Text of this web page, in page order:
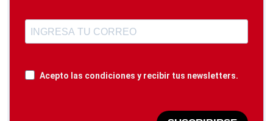
Acepto las condiciones y recibir tus newsletters.